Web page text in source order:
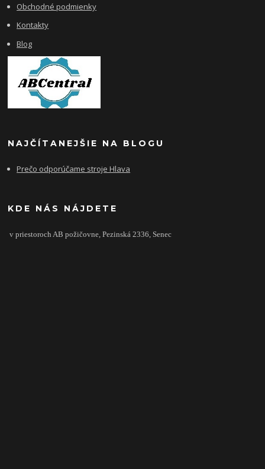
Obchodné podmienky
Kontakty
Blog
NAJČÍTANEJŠIE NA BLOGU
Prečo odporúčame stroje Hlava
KDE NÁS NÁJDETE
v priestoroch AB požičovne,Pezinská 2336, Senec